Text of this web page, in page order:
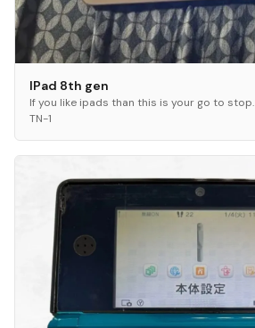
IPad 8th gen
If you like ipads than this is your go to stop.
TN-1